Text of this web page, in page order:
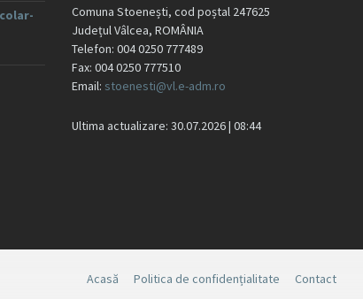
Comuna Stoenești, cod poștal 247625
Județul Vâlcea, ROMÂNIA
Telefon: 004 0250 777489
Fax: 004 0250 777510
Email: stoenesti@vl.e-adm.ro
Ultima actualizare: 30.07.2026 | 08:44
Acasă Politica de confidențialitate Contact